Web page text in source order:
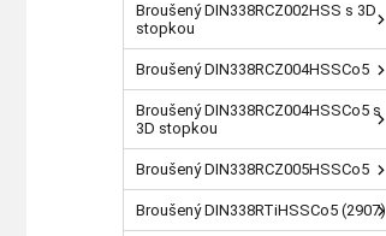
Broušený DIN338RCZ002HSS s 3D
stopkou
Broušený DIN338RCZ004HSSCo5
Broušený DIN338RCZ004HSSCo5 s
3D stopkou
Broušený DIN338RCZ005HSSCo5
Broušený DIN338RTiHSSCo5 (2907)